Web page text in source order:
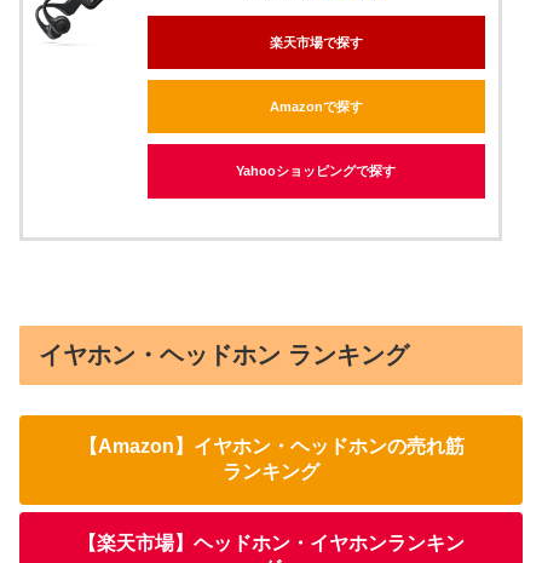
楽天市場で探す
Amazonで探す
Yahooショッピングで探す
イヤホン・ヘッドホン ランキング
【Amazon】イヤホン・ヘッドホンの売れ筋
ランキング
【楽天市場】ヘッドホン・イヤホンランキン